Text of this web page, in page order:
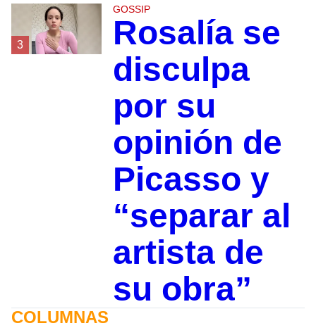
3
GOSSIP
Rosalía se
disculpa
por su
opinión de
Picasso y
“separar al
artista de
su obra”
COLUMNAS